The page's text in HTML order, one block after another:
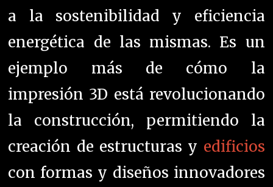
a la sostenibilidad y eficiencia
energética de las mismas. Es un
ejemplo más de cómo la
impresión 3D está revolucionando
la construcción, permitiendo la
creación de estructuras y edificios
con formas y diseños innovadores